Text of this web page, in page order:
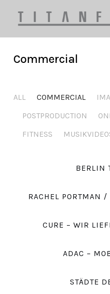
Commercial
ALL COMMERCIAL
POSTPRODUCTION
FITNESS
BERLIN
RACHEL PORTMAN
CURE – WIR
ADAC –
STÄDTE